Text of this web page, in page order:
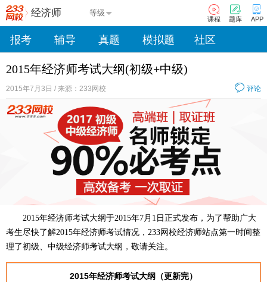
等级
经济师
课程 题库 APP
报考 辅导 真题 模拟题 社区
2015年经济师考试大纲(初级+中级)
2015年7月3日 / 来源：233网校 评论
2015年经济师考试大纲于2015年7月1日正式发布，为了帮助广大
考生尽快了解2015年经济师考试情况，233网校经济师站点第一时间整
理了初级、中级经济师考试大纲，敬请关注。
2015年经济师考试大纲（更新完）